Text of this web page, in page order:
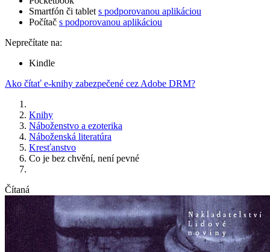
Smartfón či tablet s podporovanou aplikáciou
Počítač s podporovanou aplikáciou
Neprečítate na:
Kindle
Ako čítať e-knihy zabezpečené cez Adobe DRM?
Knihy
Náboženstvo a ezoterika
Náboženská literatúra
Kresťanstvo
Co je bez chvění, není pevné
Čítaná